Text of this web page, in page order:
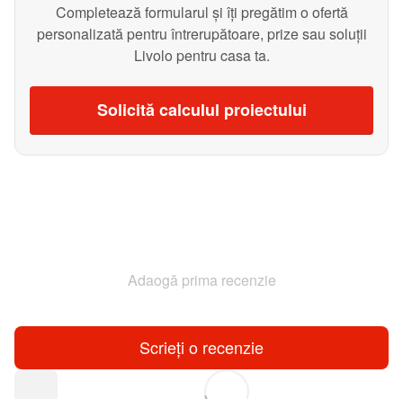
Completează formularul și îți pregătim o ofertă
personalizată pentru întrerupătoare, prize sau soluții
Livolo pentru casa ta.
Solicită calculul proiectului
Adaogă prima recenzie
Scrieți o recenzie